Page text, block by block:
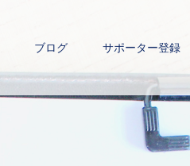
ブログ サポーター登録